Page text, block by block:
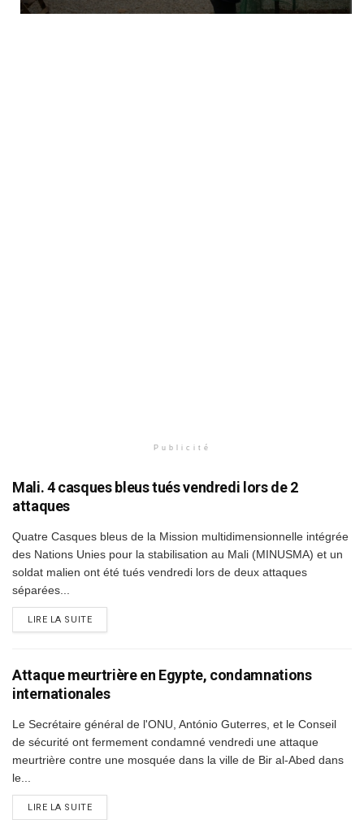
Publicité
Mali. 4 casques bleus tués vendredi lors de 2
attaques
Quatre Casques bleus de la Mission multidimensionnelle intégrée
des Nations Unies pour la stabilisation au Mali (MINUSMA) et un
soldat malien ont été tués vendredi lors de deux attaques
séparées...
LIRE LA SUITEDETAILS
Attaque meurtrière en Egypte, condamnations
internationales
Le Secrétaire général de l'ONU, António Guterres, et le Conseil
de sécurité ont fermement condamné vendredi une attaque
meurtrière contre une mosquée dans la ville de Bir al-Abed dans
le...
LIRE LA SUITEDETAILS